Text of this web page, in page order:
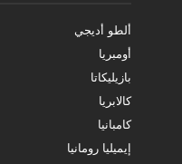
ألطو أديجي
أومبريا
بازيليكاتا
كالابريا
كامبانيا
إيميليا رومانيا